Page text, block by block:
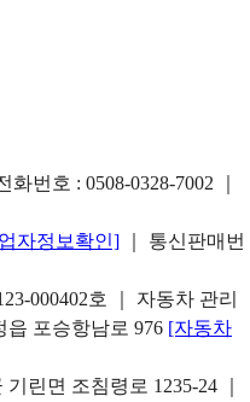
화번호 : 0508-0328-7002
자정보확인]
｜ 통신판매번
000402호 ｜ 자동차 관리
포승항남로 976 [자동차
린면 조침령로 1235-24 ｜